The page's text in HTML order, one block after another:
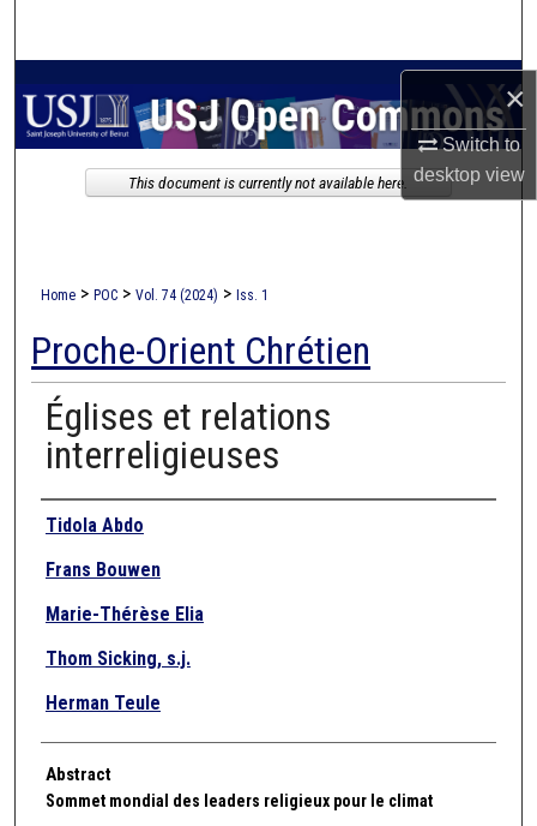
×
Switch to
desktopview
My Account
Home > POC > Vol. 74 (2024) > Iss. 1
Proche-Orient Chrétien
Églises et relations
interreligieuses
Authors
Tidola Abdo
Frans Bouwen
Marie-Thérèse Elia
Thom Sicking, s.j.
Herman Teule
Abstract
Sommet mondial des leaders religieux pour le climat
This document is currently not available here.